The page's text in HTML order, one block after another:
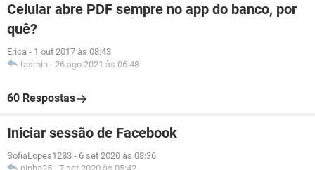
Celular abre PDF sempre no app do banco, por
quê?
Erica - 1 out 2017 às 08:43
Iasmin - 26 ago 2021 às 06:48
60 Respostas
Iniciar sessão de Facebook
SofiaLopes1283 - 6 set 2020 às 08:36